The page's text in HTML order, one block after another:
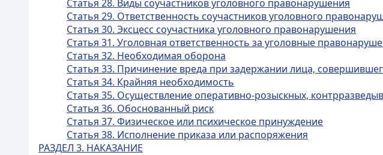
Статья 28. Виды соучастников уголовного правонарушения
Статья 29. Ответственность соучастников уголовного
Статья 30. Эксцесс соучастника уголовного правонарушения
Статья 31. Уголовная ответственность за уголовные
Статья 32. Необходимая оборона
Статья 33. Причинение вреда при задержании лица,
Статья 34. Крайняя необходимость
Статья 35. Осуществление оперативно-розыскных,
Статья 36. Обоснованный риск
Статья 37. Физическое или психическое принуждение
Статья 38. Исполнение приказа или распоряжения
РАЗДЕЛ 3. НАКАЗАНИЕ